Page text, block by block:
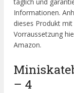
Informationen.
dieses Produkt
Vorraussetzung
Amazon.
– 4